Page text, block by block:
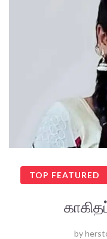
TOP FEATURED
by